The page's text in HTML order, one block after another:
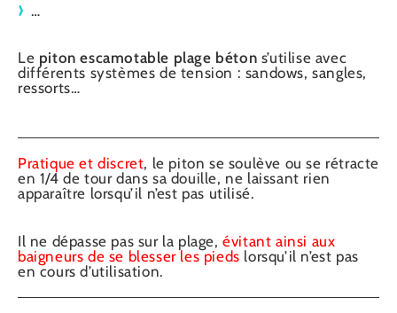
…
Le piton escamotable plage béton s’utilise avec
différents systèmes de tension : sandows, sangles,
ressorts…
Pratique et discret, le piton se soulève ou se rétracte
en 1/4 de tour dans sa douille, ne laissant rien
apparaître lorsqu’il n’est pas utilisé.
Il ne dépasse pas sur la plage,évitant ainsi aux
baigneurs de se blesser les pieds lorsqu’il n’est pas
en cours d’utilisation.